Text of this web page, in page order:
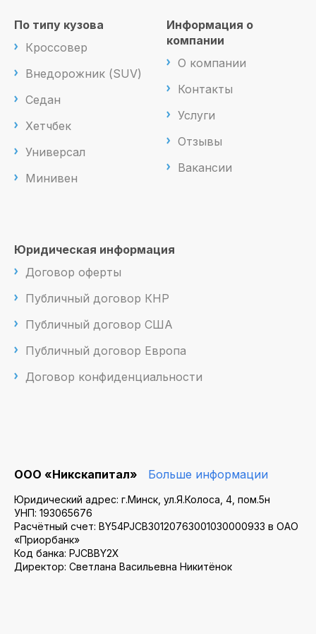
По типу кузова
Кроссовер
Внедорожник (SUV)
Седан
Хетчбек
Универсал
Минивен
Информация о
компании
О компании
Контакты
Услуги
Отзывы
Вакансии
Юридическая информация
Договор оферты
Публичный договор КНР
Публичный договор США
Публичный договор Европа
Договор конфиденциальности
ООО «Никскапитал» Больше информации
Юридический адрес: г.Минск, ул.Я.Колоса, 4, пом.5н
УНП: 193065676
Расчётный счет: BY54PJCB30120763001030000933 в ОАО
«Приорбанк»
Код банка: PJCBBY2X
Директор: Светлана Васильевна Никитёнок